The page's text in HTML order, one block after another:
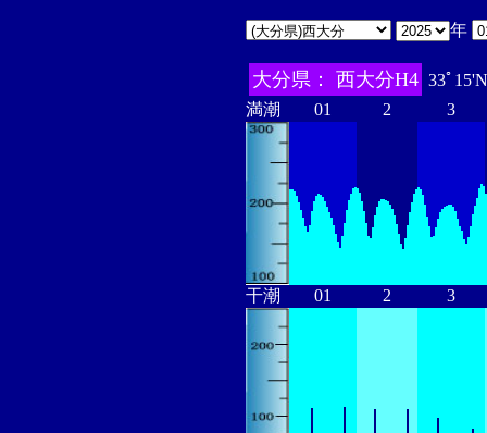
年
大分県： 西大分H4 33ﾟ
満潮
01 2 3
干潮 01 2 3